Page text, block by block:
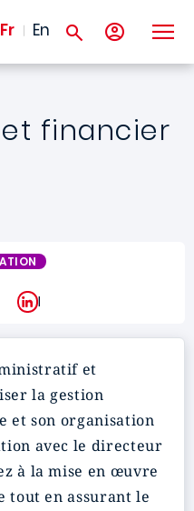
Fr En
financier
LinkedIn
et
la gestion
et son organisation
avec le directeur
à la mise en œuvre
tout en assurant le